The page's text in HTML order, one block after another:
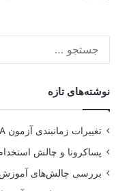
نوشته‌های تازه
تغییرات زمانبندی آزمون CKA در سال ۲۰۲۳
پساکرونا و چالش
بررسی چالش‌های آموزش